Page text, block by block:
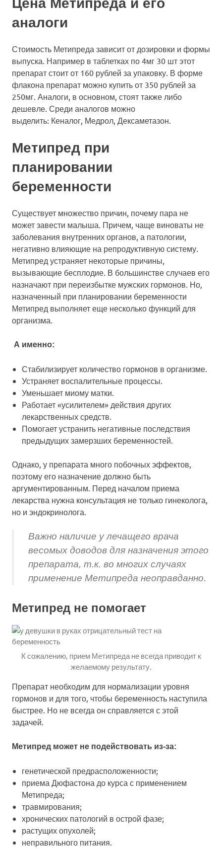
Цена Метипреда и его
аналоги
Стоимость Метипреда зависит от дозировки и формы
выпуска. Например в таблетках по 4мг 30 шт этот
препарат стоит от 160 рублей за упаковку. В форме
флакона препарат можно купить от 350 рублей за
250мг. Аналоги, в основном, стоят также либо
дешевле. Среди аналогов можно
выделить: Кеналог, Медрол, Дексаметазон.
Метипред при
планировании
беременности
Существует множество причин, почему пара не
может завести малыша. Причем, чаще виноваты не
заболевания внутренних органов, а патологии,
негативно влияющие на репродуктивную систему.
Метипред устраняет некоторые причины,
вызывающие бесплодие. В большинстве случаев его
назначают при переизбытке мужских гормонов. Но,
назначенный при планировании беременности
Метипред выполняет еще несколько функций для
организма.
А именно:
Стабилизирует количество гормонов в организме.
Устраняет воспалительные процессы.
Уменьшает миому матки.
Работает «усилителем» действия других
лекарственных средств.
Помогает устранить негативные последствия
предыдущих замерзших беременностей.
Однако, у препарата много побочных эффектов,
поэтому его назначение должно быть
аргументированным. Перед началом приема
лекарства нужна консультация не только гинеколога,
но и эндокринолога.
Важно наличие у лечащего врача
весомых доводов для назначения этого
препарата, т.к. во многих случаях
применение Метипреда неоправданно.
Метипред не помогает
К сожалению, прием Метипреда не всегда приводит к
желаемому результату.
Препарат необходим для нормализации уровня
гормонов и для того, чтобы беременность наступила
быстрее. Но не всегда он справляется с этой
задачей.
Метипред может не подействовать из-за:
генетической предрасположенности;
приема Дюфастона до курса с применением
Метипреда;
травмирования;
хронических патологий в острой фазе;
растущих опухолей;
неправильного питания.